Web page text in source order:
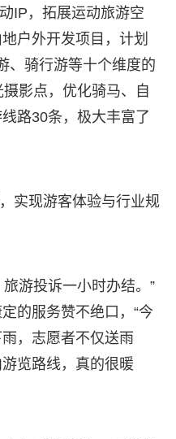
IP，拓展运动旅游空
户外开发项目，计划
、骑行游等十个维度的
影点，优化骑马、自
路30条，极大丰富了
实现游客体验与行业规
游投诉一小时办结。”
的服务赞不绝口，“今
，志愿者不仅送雨
览路线，真的很暖